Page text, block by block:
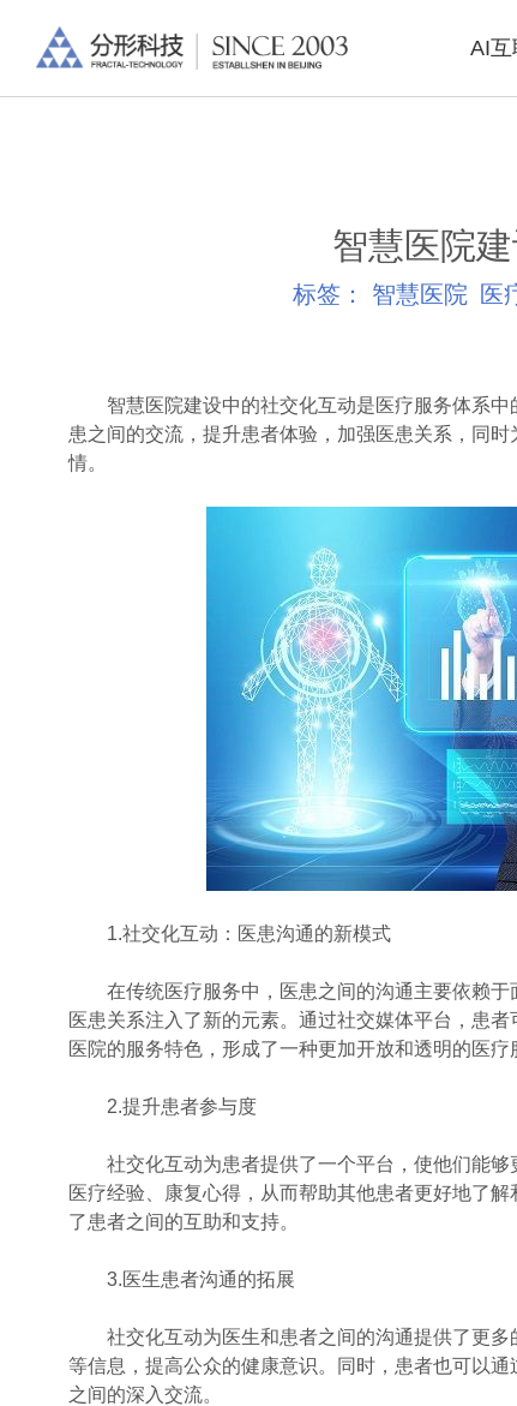
AI互
智慧医院
标签： 智慧医院 医
智慧医院建设中的社交化互动是医疗服务体系中
患之间的交流，提升患者体验，加强医患关系，同
情。
1.社交化互动：医患沟通的新模式
在传统医疗服务中，医患之间的沟通主要依赖于
医患关系注入了新的元素。通过社交媒体平台，患
医院的服务特色，形成了一种更加开放和透明的医疗
2.提升患者参与度
社交化互动为患者提供了一个平台，使他们能够
医疗经验、康复心得，从而帮助其他患者更好地了
了患者之间的互助和支持。
3.医生患者沟通的拓展
社交化互动为医生和患者之间的沟通提供了更多
等信息，提高公众的健康意识。同时，患者也可以
之间的深入交流。